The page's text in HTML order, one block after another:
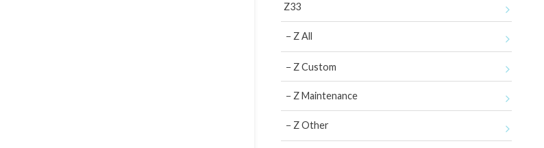
Z33
Z All
Z Custom
Z Maintenance
Z Other